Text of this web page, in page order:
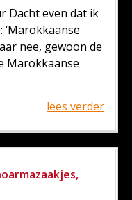
Dacht even dat ik
nee, gewoon de
Marokkaanse
lees verder